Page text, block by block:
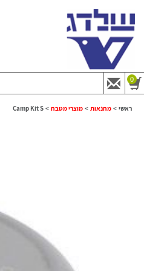
0
ראשי > מחנאות > מוצרי מטבח >
Camp Kit S